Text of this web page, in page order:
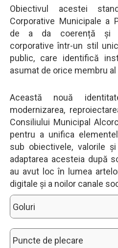
Obiectivul acestei
Corporative Municipale a
de a da coerență și
corporative într-un stil
public, care identifică
asumat de orice membru al
Această nouă
modernizarea,
Consiliului Municipal
pentru a unifica
sub obiectivele, valorile
adaptarea acesteia după
au avut loc în lumea
digitale și a noilor canale
Goluri
Puncte de plecare